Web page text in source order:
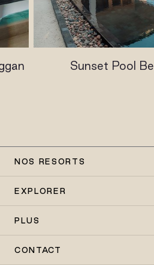
Sunset Pool
NOS RESORTS
EXPLORER
PLUS
CONTACT